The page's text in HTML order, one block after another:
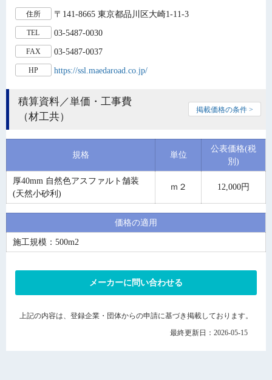
住所 〒141-8665 東京都品川区大崎1-11-3
TEL 03-5487-0030
FAX 03-5487-0037
HP https://ssl.maedaroad.co.jp/
積算資料／単価・工事費
（材工共）
掲載価格の条件 >
規格 単位
公表価格(税
別)
厚40mm 自然色アスファルト舗装
(天然小砂利)
ｍ２ 12,000円
価格の適用
施工規模：500m2
メーカーに問い合わせる
上記の内容は、登録企業・団体からの申請に基づき掲載しております。
最終更新日：2026-05-15